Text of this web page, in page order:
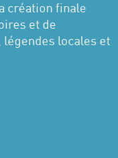
créa­tion finale
et de
locales et